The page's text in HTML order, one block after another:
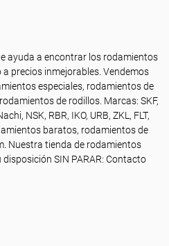
ayuda a encontrar los rodamientos
precios inmejorables. Vendemos
especiales, rodamientos de
de rodillos. Marcas: SKF,
NSK, RBR, IKO, URB, ZKL, FLT,
baratos, rodamientos de
Nuestra tienda de rodamientos
SIN PARAR: Contacto